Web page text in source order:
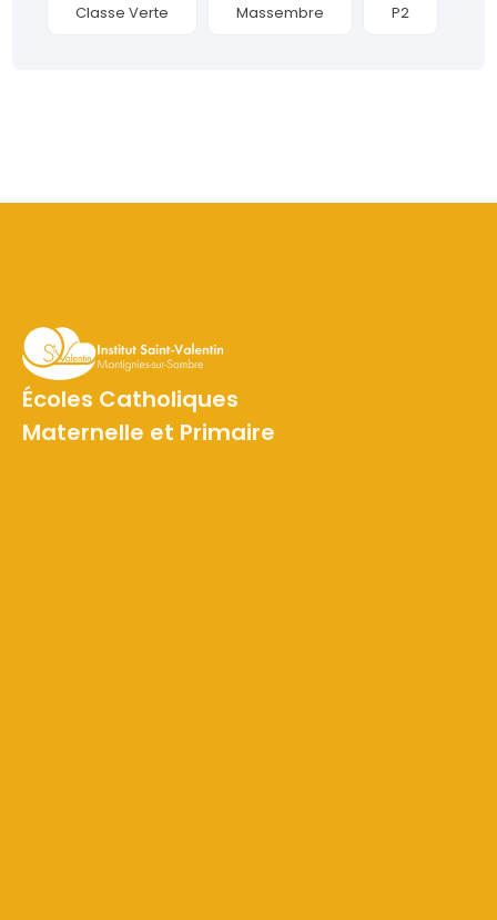
Classe Verte Massembre P2
Écoles Catholiques
Maternelle et Primaire